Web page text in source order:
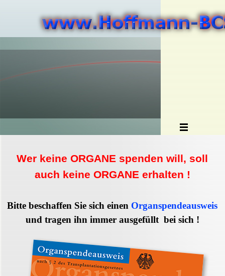
Wer keine ORGANE spenden will, soll
auch keine ORGANE erhalten !
Bitte beschaffen Sie sich einen Organspendeausweis
und tragen ihn immer ausgefüllt bei sich !